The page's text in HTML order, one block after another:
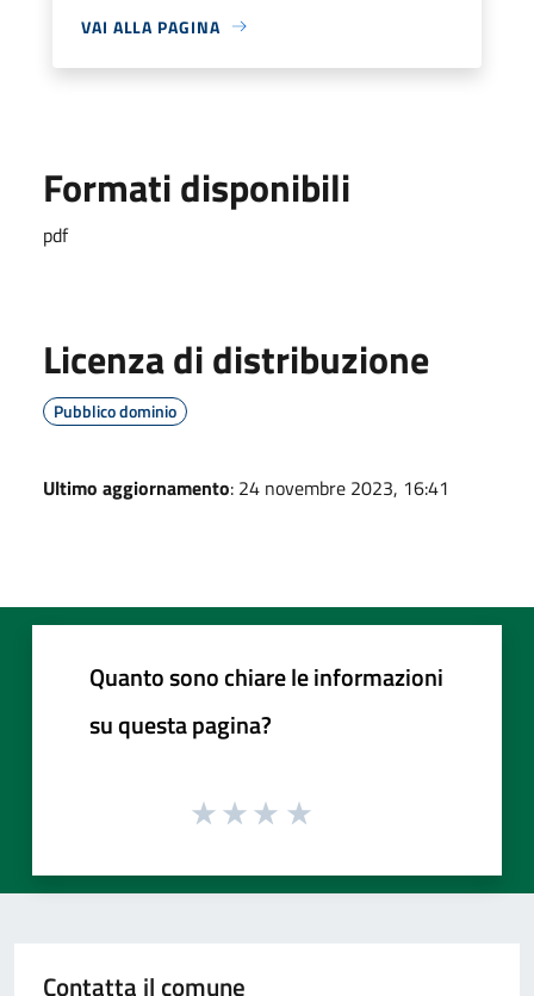
VAI ALLA PAGINA
Formati disponibili
pdf
Licenza di distribuzione
Pubblico dominio
Ultimo aggiornamento: 24 novembre 2023, 16:41
Quanto sono chiare le informazioni
su questa pagina?
Contatta il comune